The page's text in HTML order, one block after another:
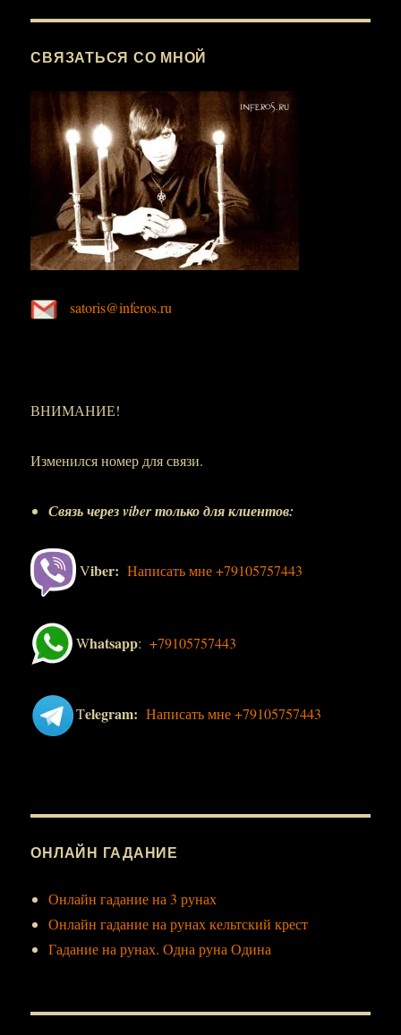
СВЯЗАТЬСЯ СО МНОЙ
satoris@inferos.ru
ВНИМАНИЕ!
Изменился номер для связи.
Связь через viber только для клиентов:
Viber:Написать мне +79105757443
Whatsapp:+79105757443
Telegram: Написать мне +79105757443
ОНЛАЙН ГАДАНИЕ
Онлайн гадание на 3 рунах
Онлайн гадание на рунах кельтский крест
Гадание на рунах. Одна руна Одина